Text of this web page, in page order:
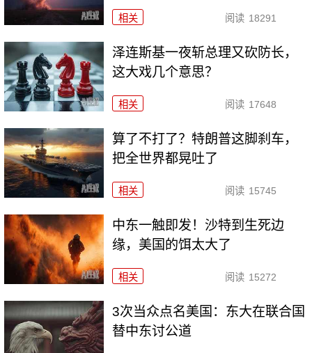
相关 阅读 18291
泽连斯基一夜斩总理又砍防长，
这大戏几个意思？
相关 阅读 17648
算了不打了？特朗普这脚刹车，
把全世界都晃吐了
相关 阅读 15745
中东一触即发！沙特到生死边
缘，美国的饵太大了
相关 阅读 15272
3次当众点名美国：东大在联合国
替中东讨公道